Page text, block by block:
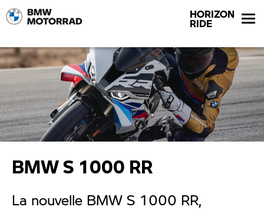
HORIZON
RIDE
BMW S 1000 RR
La nouvelle BMW S 1000 RR,